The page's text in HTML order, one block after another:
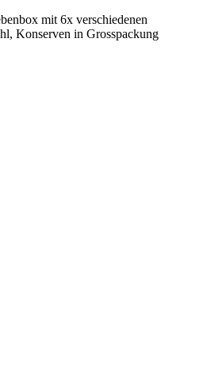
mit 6x verschiedenen
Konserven in Grosspackung